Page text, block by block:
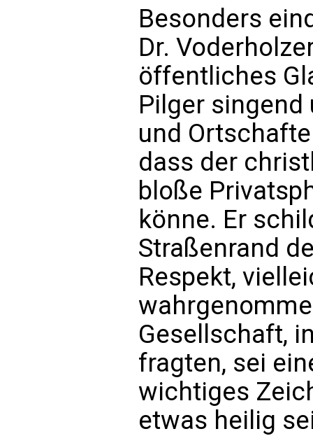
Besonders
Dr.
öffentliches
Pilger singend
und
dass der
bloße
könne. Er
Straßenrand
Respekt,
Gesellschaft,
fragten, sei
wichtiges
etwas heilig